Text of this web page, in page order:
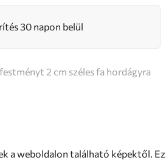
30 napon belül
2 cm széles fa hordágyra
a weboldalon található képektől. Ez